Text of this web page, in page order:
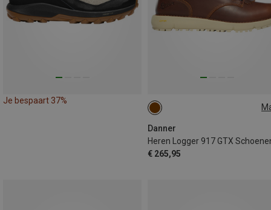
Je bespaart 37%
Danner
Heren Logger 917 GTX
€ 265,95
42 44.5